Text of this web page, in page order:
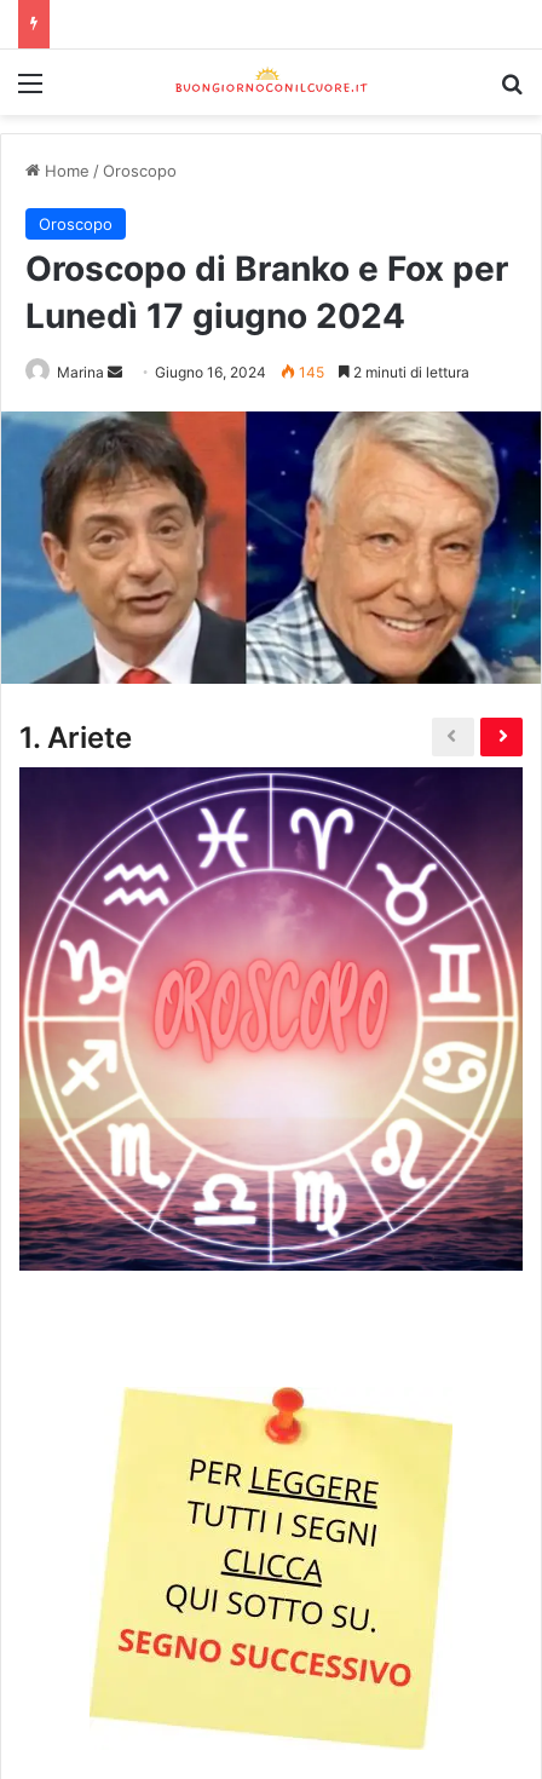
Home /Oroscopo
Oroscopo
Oroscopo di Branko e Fox per
Lunedì 17 giugno 2024
Marina Giugno 16, 2024 145 2 minuti di lettura
1. Ariete